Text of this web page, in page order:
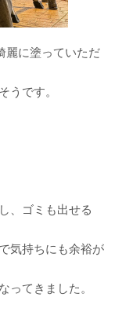
麗に塗っていただ
うです。
、ゴミも出せる
気持ちにも余裕が
ってきました。